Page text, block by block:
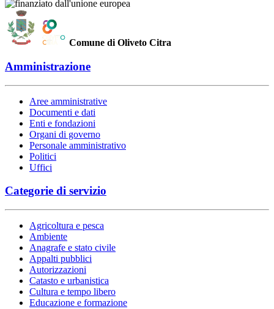
Comune di Oliveto Citra
Amministrazione
Aree amministrative
Documenti e dati
Enti e fondazioni
Organi di governo
Personale amministrativo
Politici
Uffici
Categorie di servizio
Agricoltura e pesca
Ambiente
Anagrafe e stato civile
Appalti pubblici
Autorizzazioni
Catasto e urbanistica
Cultura e tempo libero
Educazione e formazione